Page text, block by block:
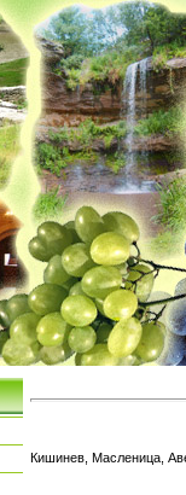
Кишинев, Масленица,